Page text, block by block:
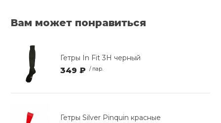
Вам может понравиться
Гетры In Fit 3Н черный
349 ₽ / пар.
Гетры Silver Pinquin красные